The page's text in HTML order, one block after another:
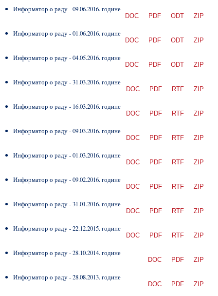
Информатор о раду - 09.06.2016. године
ZIP
ODT
PDF
DOC
Информатор о раду - 01.06.2016. године
ZIP
ODT
PDF
DOC
Информатор о раду - 04.05.2016. године
ZIP
ODT
PDF
DOC
Информатор о раду - 31.03.2016. године
ZIP
RTF
PDF
DOC
Информатор о раду - 16.03.2016. године
ZIP
RTF
PDF
DOC
Информатор о раду - 09.03.2016. године
ZIP
RTF
PDF
DOC
Информатор о раду - 01.03.2016. године
ZIP
RTF
PDF
DOC
Информатор о раду - 09.02.2016. године
ZIP
RTF
PDF
DOC
Информатор о раду - 31.01.2016. године
ZIP
RTF
PDF
DOC
Информатор о раду - 22.12.2015. године
ZIP
RTF
PDF
DOC
Информатор о раду - 28.10.2014. године
ZIP
PDF
DOC
Информатор о раду - 28.08.2013. године
ZIP
PDF
DOC